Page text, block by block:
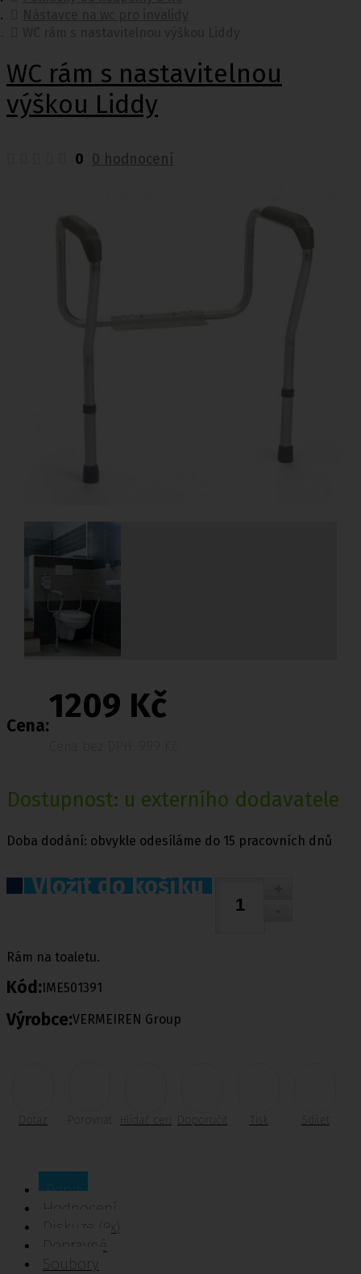
WC rám s nastavitelnou
výškou Liddy
0 0 hodnocení
Cena:
1209 Kč
Dostupnost: u externího dodavatele
Doba dodání: obvykle odesíláme do 15 pracovních dnů
Vložit do košíku
Rám na toaletu.
Kód:IME501391
Výrobce:VERMEIREN Group
Dotaz Porovnat Doporučit Tisk Sdílet
Popis
Hodnocení
Diskuze
(9x)
Dopravné
Soubory